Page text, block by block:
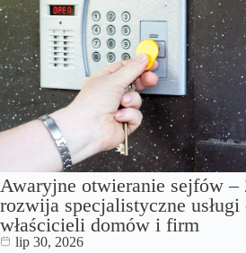
Awaryjne otwieranie sejfów –
rozwija specjalistyczne usługi
właścicieli domów i firm
lip 30, 2026